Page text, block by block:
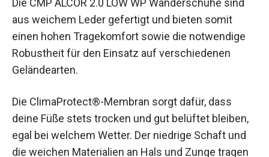
Die CMP ALCOR 2.0 LOW WP Wanderschuhe sind
aus weichem Leder gefertigt und bieten somit
einen hohen Tragekomfort sowie die notwendige
Robustheit für den Einsatz auf verschiedenen
Geländearten.
Die ClimaProtect®-Membran sorgt dafür, dass
deine Füße stets trocken und gut belüftet
bleiben, egal bei welchem Wetter. Der niedrige